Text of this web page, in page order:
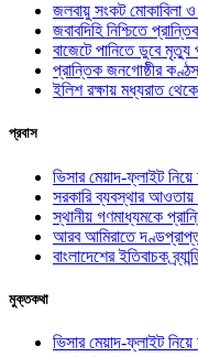
জলবায়ু সংকট মোকাবিলা
জবাবদিহি নিশ্চিতে
বাজেটে পানিতে ডুবে
প্রান্তিক জনগোষ্ঠীর
ইলিশ রক্ষায় মধ্যরাত থেকে
প্রবাস
ভিসার মেয়াদ-ফ্লাইট নিয়ে
সরকারি ব্যবস্থার আওতায়
স্থানীয় গণমাধ্যমকে
আরব আমিরাতে দণ্ডপ্রাপ্ত
বাংলাদেশের ইতিবাচক
মুক্তকথা
ভিসার মেয়াদ-ফ্লাইট নিয়ে